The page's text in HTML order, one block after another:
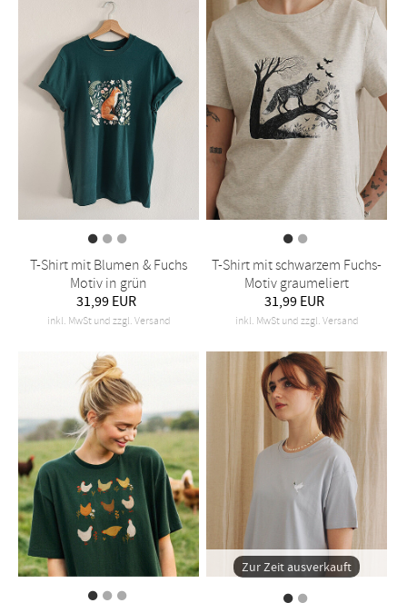
T-Shirt mit Blumen & Fuchs
Motiv in grün
31,99 EUR
inkl. MwSt und zzgl. Versand
T-Shirt mit schwarzem Fuchs-
Motiv graumeliert
31,99 EUR
inkl. MwSt und zzgl. Versand
Zur Zeit ausverkauft